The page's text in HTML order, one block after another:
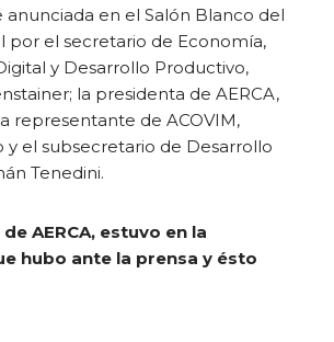
en el Salón Blanco del
por el secretario de Economía,
y Desarrollo Productivo,
la presidenta de AERCA,
representante de ACOVIM,
y el subsecretario de Desarrollo
Tenedini.
AERCA, estuvo en la
hubo ante la prensa y ésto